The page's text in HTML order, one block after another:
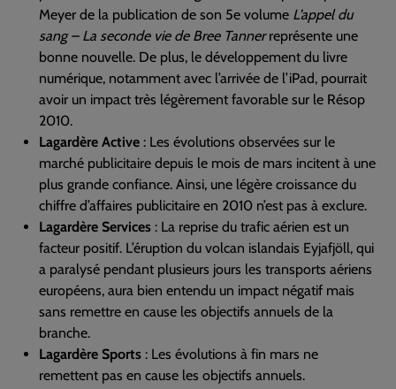
Meyer de la publication de son 5e volume L’appel du
sang – La seconde vie de Bree Tannerreprésente une
bonne nouvelle. De plus, le développement du livre
numérique, notamment avec l’arrivée de l’iPad, pourrait
avoir un impact très légèrement favorable sur le Résop
2010.
Lagardère Active : Les évolutions observées sur le
marché publicitaire depuis le mois de mars incitent à une
plus grande confiance. Ainsi, une légère croissance du
chiffre d’affaires publicitaire en 2010 n’est pas à exclure.
Lagardère Services : La reprise du trafic aérien est un
facteur positif. L’éruption du volcan islandais Eyjafjöll, qui
a paralysé pendant plusieurs jours les transports aériens
européens, aura bien entendu un impact négatif mais
sans remettre en cause les objectifs annuels de la
branche.
Lagardère Sports : Les évolutions à fin mars ne
remettent pas en cause les objectifs annuels.